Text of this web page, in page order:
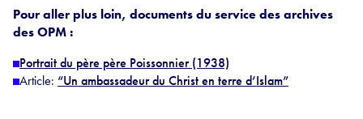
Pour aller plus loin, documents du service des archives
des OPM :
Portrait du père père Poissonnier (1938)
Article: “Un ambassadeur du Christ en terre d’Islam”